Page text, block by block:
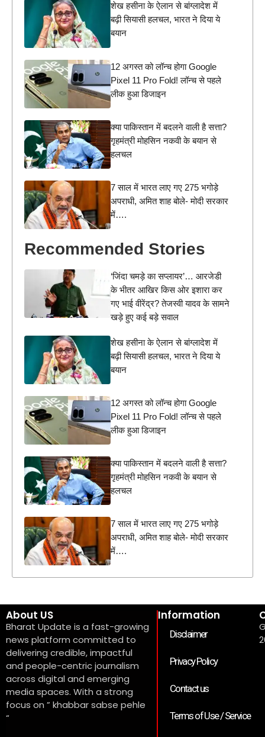
शेख हसीना के ऐलान से बांग्लादेश में
बढ़ी सियासी हलचल, भारत ने दिया ये
बयान
12 अगस्त को लॉन्च होगा Google
Pixel 11 Pro Fold! लॉन्च से पहले
लीक हुआ डिजाइन
क्या पाकिस्तान में बदलने वाली है सत्ता?
गृहमंत्री मोहसिन नकवी के बयान से
हलचल
7 साल में भारत लाए गए 275 भगोड़े
अपराधी, अमित शाह बोले- मोदी सरकार
में….
Recommended Stories
‘जिंदा चमड़े का सप्लायर’… आरजेडी
के भीतर आखिर किस ओर इशारा कर
गए भाई वीरेंद्र? तेजस्वी यादव के सामने
खड़े हुए कई बड़े सवाल
शेख हसीना के ऐलान से बांग्लादेश में
बढ़ी सियासी हलचल, भारत ने दिया ये
बयान
12 अगस्त को लॉन्च होगा Google
Pixel 11 Pro Fold! लॉन्च से पहले
लीक हुआ डिजाइन
क्या पाकिस्तान में बदलने वाली है सत्ता?
गृहमंत्री मोहसिन नकवी के बयान से
हलचल
7 साल में भारत लाए गए 275 भगोड़े
अपराधी, अमित शाह बोले- मोदी सरकार
में….
About US
Bharat Update is a fast-growing
news platform committed to
delivering credible, impactful
and people-centric journalism
across digital and emerging
media spaces. With a strong
focus on ” khabbar sabse pehle
“
Information
Disclaimer
Privacy Policy
Contact us
Terms of Use / Service